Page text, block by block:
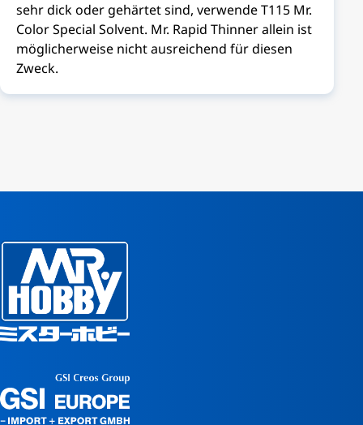
sehr dick oder gehärtet sind, verwende T115 Mr.
Color Special Solvent. Mr. Rapid Thinner allein ist
möglicherweise nicht ausreichend für diesen
Zweck.